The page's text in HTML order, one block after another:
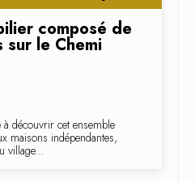
composé de
sur le Chemi
découvrir cet ensemble
maisons indépendantes,
village...